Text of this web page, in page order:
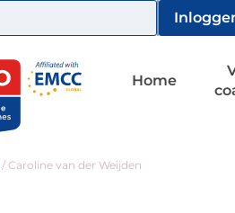
Home
/Caroline van der Weijden